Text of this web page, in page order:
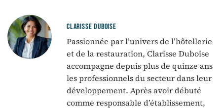
CLARISSE DUBOISE
Passionnée par l’univers de l’hôtellerie
et de la restauration, Clarisse Duboise
accompagne depuis plus de quinze ans
les professionnels du secteur dans leur
développement. Après avoir débuté
comme responsable d’établissement,